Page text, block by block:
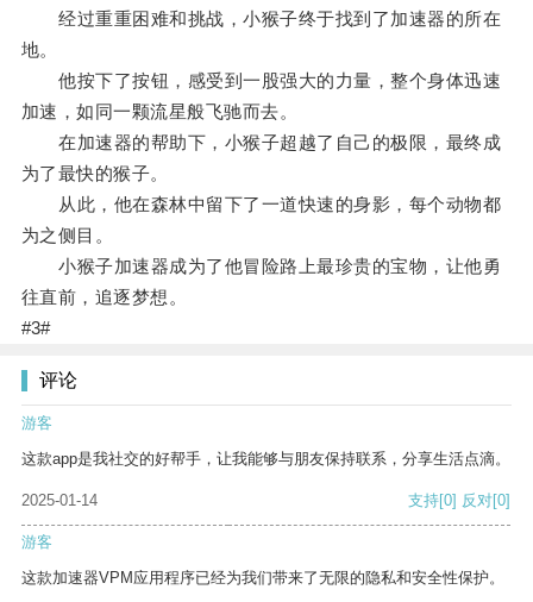
经过重重困难和挑战，小猴子终于找到了加速器的所在
地。
他按下了按钮，感受到一股强大的力量，整个身体迅速
加速，如同一颗流星般飞驰而去。
在加速器的帮助下，小猴子超越了自己的极限，最终成
为了最快的猴子。
从此，他在森林中留下了一道快速的身影，每个动物都
为之侧目。
小猴子加速器成为了他冒险路上最珍贵的宝物，让他勇
往直前，追逐梦想。
#3#
评论
游客
这款app是我社交的好帮手，让我能够与朋友保持联系，分享生活点滴。
2025-01-14 支持[0] 反对[0]
游客
这款加速器VPM应用程序已经为我们带来了无限的隐私和安全性保护。